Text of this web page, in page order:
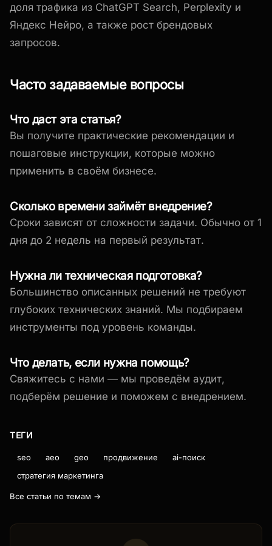
доля трафика из ChatGPT Search, Perplexity и
Яндекс Нейро, а также рост брендовых
запросов.
Часто задаваемые вопросы
Что даст эта статья?
Вы получите практические рекомендации и
пошаговые инструкции, которые можно
применить в своём бизнесе.
Сколько времени займёт внедрение?
Сроки зависят от сложности задачи. Обычно от 1
дня до 2 недель на первый результат.
Нужна ли техническая подготовка?
Большинство описанных решений не требуют
глубоких технических знаний. Мы подбираем
инструменты под уровень команды.
Что делать, если нужна помощь?
Свяжитесь с нами — мы проведём аудит,
подберём решение и поможем с внедрением.
ТЕГИ
seo aeo geo продвижение
ai-поиск
стратегия маркетинга
Все статьи по темам →